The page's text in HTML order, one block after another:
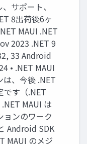
サポート、
8出荷後6ヶ
MAUI .NET
2023 .NET 9
33 Android
• .NET MAUI
は、今後 .NET
です（.NET
MAUI は
ョンのワーク
Android SDK
MAUI のメジ